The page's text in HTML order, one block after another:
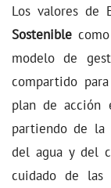
Los valores de
Sostenible
modelo de
compartido
plan de acción
partiendo de
del agua y del
cuidado de las